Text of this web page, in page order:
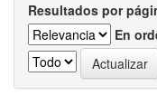
Resultados por
En